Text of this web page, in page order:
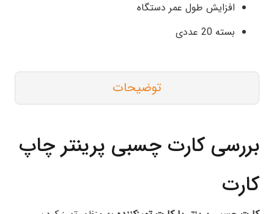
افزایش طول عمر دستگاه
بسته 20 عددی
توضیحات
بررسی کارت چسبی پرینتر چاپ
کارت